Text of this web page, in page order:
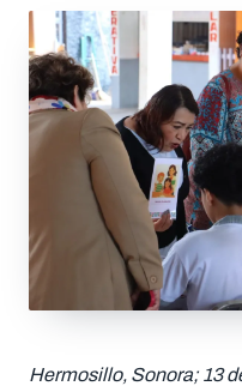
Hermosillo, Sonora; 13